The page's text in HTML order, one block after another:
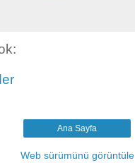
Ana Sayfa
Web sürümünü görüntüle